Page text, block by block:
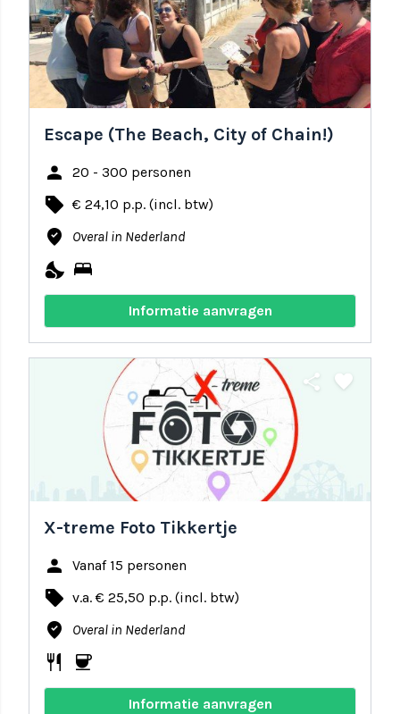
Escape (The Beach, City of Chain!)
person 20 - 300 personen
local_offer € 24,10 p.p. (incl. btw)
where_to_vote Overal in Nederland
nights_stay bed
Informatie aanvragen
share favorite
X-treme Foto Tikkertje
person Vanaf 15 personen
local_offer v.a. € 25,50 p.p. (incl. btw)
where_to_vote Overal in Nederland
restaurant coffee
Informatie aanvragen